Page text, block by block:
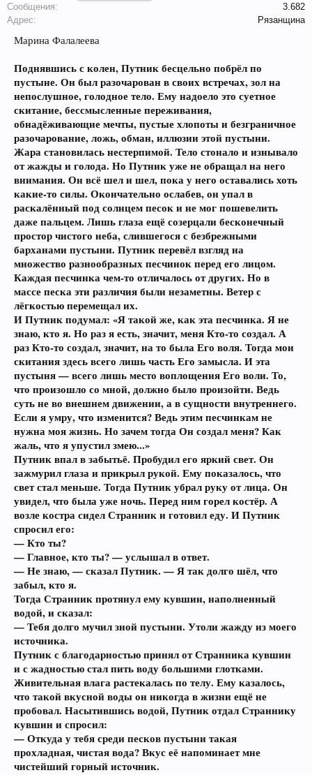
Сообщения:
3.682
Адрес:
Рязанщина
Марина Фалалеева
Поднявшись с колен, Путник бесцельно побрёл по
пустыне. Он был разочарован в своих встречах, зол на
непослушное, голодное тело. Ему надоело это суетное
скитание, бессмысленные переживания,
обнадёживающие мечты, пустые хлопоты и безграничное
разочарование, ложь, обман, иллюзии этой пустыни.
Жара становилась нестерпимой. Тело стонало и изнывало
от жажды и голода. Но Путник уже не обращал на него
внимания. Он всё шел и шел, пока у него оставались хоть
какие-то силы. Окончательно ослабев, он упал в
раскалённый под солнцем песок и не мог пошевелить
даже пальцем. Лишь глаза ещё созерцали бесконечный
простор чистого неба, слившегося с безбрежными
барханами пустыни. Путник перевёл взгляд на
множество разнообразных песчинок перед его лицом.
Каждая песчинка чем-то отличалось от других. Но в
массе песка эти различия были незаметны. Ветер с
лёгкостью перемещал их.
И Путник подумал: «Я такой же, как эта песчинка. Я не
знаю, кто я. Но раз я есть, значит, меня Кто-то создал. А
раз Кто-то создал, значит, на то была Его воля. Тогда мои
скитания здесь всего лишь часть Его замысла. И эта
пустыня — всего лишь место воплощения Его воли. То,
что произошло со мной, должно было произойти. Ведь
суть не во внешнем движении, а в сущности внутреннего.
Если я умру, что изменится? Ведь этим песчинкам не
нужна моя жизнь. Но зачем тогда Он создал меня? Как
жаль, что я упустил змею...»
Путник впал в забытьё. Пробудил его яркий свет. Он
зажмурил глаза и прикрыл рукой. Ему показалось, что
свет стал меньше. Тогда Путник убрал руку от лица. Он
увидел, что была уже ночь. Перед ним горел костёр. А
возле костра сидел Странник и готовил еду. И Путник
спросил его:
— Кто ты?
— Главное, кто ты? — услышал в ответ.
— Не знаю, — сказал Путник. — Я так долго шёл, что
забыл, кто я.
Тогда Странник протянул ему кувшин, наполненный
водой, и сказал:
— Тебя долго мучил зной пустыни. Утоли жажду из моего
источника.
Путник с благодарностью принял от Странника кувшин
и с жадностью стал пить воду большими глотками.
Живительная влага растекалась по телу. Ему казалось,
что такой вкусной воды он никогда в жизни ещё не
пробовал. Насытившись водой, Путник отдал Страннику
кувшин и спросил:
— Откуда у тебя среди песков пустыни такая
прохладная, чистая вода? Вкус её напоминает мне
чистейший горный источник.